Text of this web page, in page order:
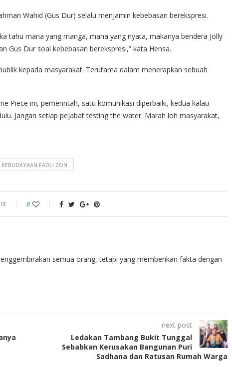
Wahid (Gus Dur) selalu menjamin kebebasan berekspresi.
tahu mana yang manga, mana yang nyata, makanya bendera Jolly
Gus Dur soal kebebasan berekspresi,” kata Hensa.
kepada masyarakat. Terutama dalam menerapkan sebuah
Piece ini, pemerintah, satu komunikasi diperbaiki, kedua kalau
Jangan setiap pejabat testing the water. Marah loh masyarakat,
KEBUDAYAAN FADLI ZON
0
semua orang, tetapi yang memberikan fakta dengan
next post
Ledakan Tambang Bukit Tunggal
Sebabkan Kerusakan Bangunan Puri
Sadhana dan Ratusan Rumah Warga